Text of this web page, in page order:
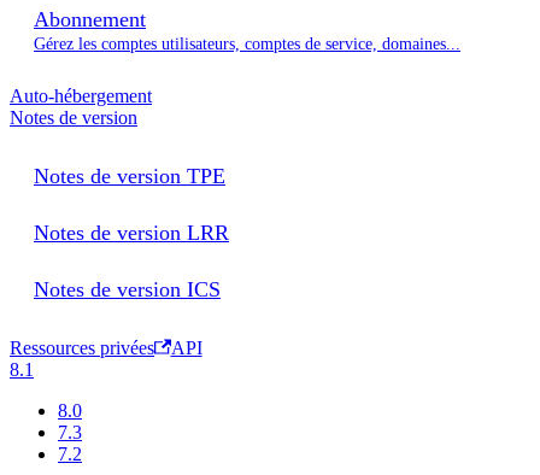
Abonnement
Gérez les comptes utilisateurs, comptes de service, domaines...
Auto-hébergement
Notes de version
Notes de version TPE
Notes de version LRR
Notes de version ICS
Ressources privées
API
8.1
8.0
7.3
7.2